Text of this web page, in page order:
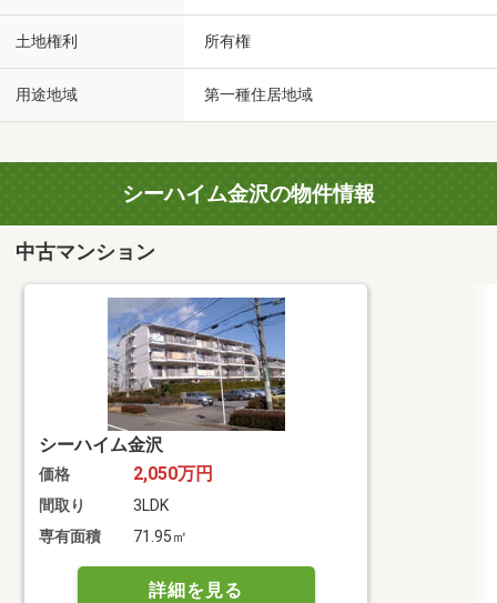
土地権利 所有権
用途地域 第一種住居地域
シーハイム金沢の物件情報
中古マンション
シーハイム金沢
価格 2,050万円
間取り
3LDK
専有面積
71.95㎡
詳細を見る